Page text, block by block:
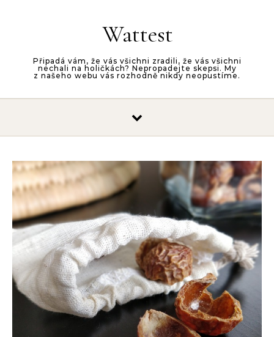
Wattest
Připadá vám, že vás všichni zradili, že vás všichni
nechali na holičkách? Nepropadejte skepsi. My
z našeho webu vás rozhodně nikdy neopustíme.